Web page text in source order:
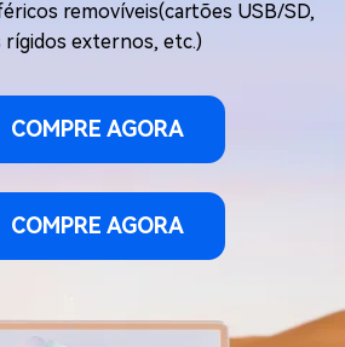
removíveis(cartões USB/SD,
rígidos externos, etc.)
COMPRE AGORA
COMPRE AGORA